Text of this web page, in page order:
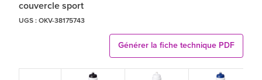
couvercle sport
UGS : OKV-38175743
Générer la fiche technique PDF